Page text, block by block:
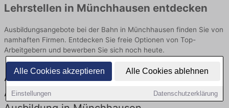
Alle Cookies akzeptieren Alle Cookies ablehnen
Einstellungen Datenschutzerklärung
Lehrstellen in Münchhausen entdecken
Ausbildungsangebote bei der Bahn in Münchhausen finden Sie von
namhaften Firmen. Entdecken Sie freie Optionen von Top-
Arbeitgebern und bewerben Sie sich noch heute.
Ausbildung in Münchhausen bei der Bahn:
Aktuell gibt es keine Stellenangebote für